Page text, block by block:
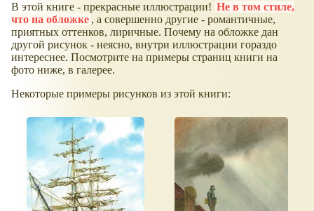
В этой книге - прекрасные иллюстрации! Не в том стиле,
что на обложке , а совершенно другие - романтичные,
приятных оттенков, лиричные. Почему на обложке дан
другой рисунок - неясно, внутри иллюстрации гораздо
интереснее. Посмотрите на примеры страниц книги на
фото ниже, в галерее.
Некоторые примеры рисунков из этой книги: